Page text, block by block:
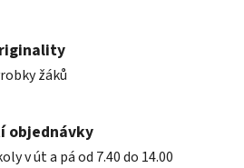
žáků
objednávky
v út a pá od 7.40 do 14.00